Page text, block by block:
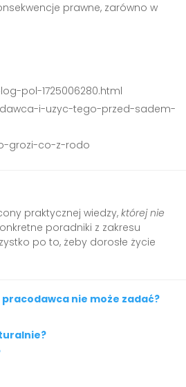
prawne, zarówno w
pol-1725006280.html
i-uzyc-tego-przed-sadem-
grozi-co-z-rodo
praktycznej wiedzy, której nie
poradniki z zakresu
po to, żeby dorosłe życie
nie może zadać?